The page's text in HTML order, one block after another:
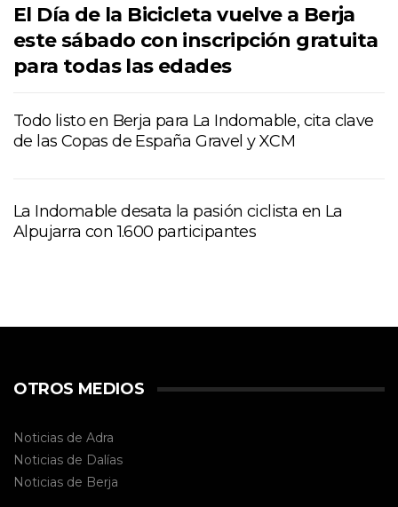
El Día de la Bicicleta vuelve a Berja
este sábado con inscripción gratuita
para todas las edades
Todo listo en Berja para La Indomable, cita clave
de las Copas de España Gravel y XCM
La Indomable desata la pasión ciclista en La
Alpujarra con 1.600 participantes
OTROS MEDIOS
Noticias de Adra
Noticias de Dalías
Noticias de Berja